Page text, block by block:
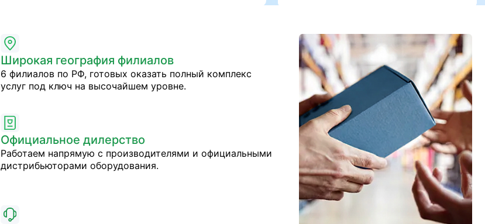
Широкая география филиалов
6 филиалов по РФ, готовых оказать полный комплекс
услуг под ключ на высочайшем уровне.
Официальное дилерство
Работаем напрямую с производителями и официальными
дистрибьюторами оборудования.